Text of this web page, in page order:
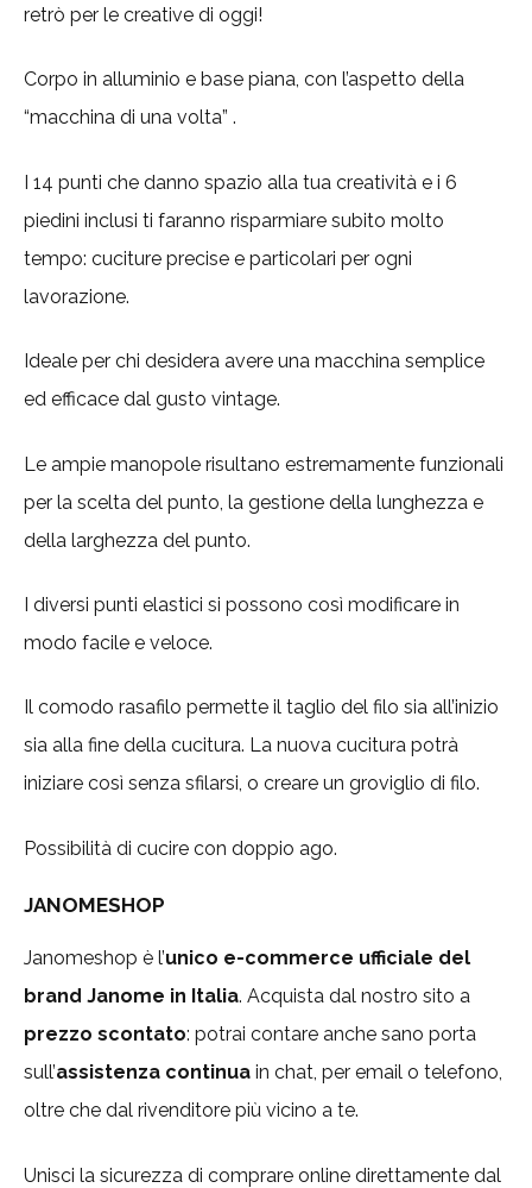
retrò per le creative di oggi!
Corpo in alluminio e base piana, con l’aspetto della
“macchina di una volta” .
I 14 punti che danno spazio alla tua creatività e i 6
piedini inclusi ti faranno risparmiare subito molto
tempo: cuciture precise e particolari per ogni
lavorazione.
Ideale per chi desidera avere una macchina semplice
ed efficace dal gusto vintage.
Le ampie manopole risultano estremamente funzionali
per la scelta del punto, la gestione della lunghezza e
della larghezza del punto.
I diversi punti elastici si possono così modificare in
modo facile e veloce.
Il comodo rasafilo permette il taglio del filo sia all’inizio
sia alla fine della cucitura. La nuova cucitura potrà
iniziare così senza sfilarsi, o creare un groviglio di filo.
Possibilità di cucire con doppio ago.
JANOMESHOP
Janomeshop è l’unico e-commerce ufficiale del
brand Janome in Italia. Acquista dal nostro sito a
prezzo scontato: potrai contare anche sano porta
sull’assistenza continua in chat, per email o telefono,
oltre che dal rivenditore più vicino a te.
Unisci la sicurezza di comprare online direttamente dal